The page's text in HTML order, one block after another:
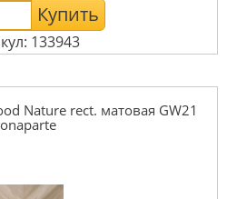
Купить
133943
Nature rect. матовая GW21